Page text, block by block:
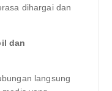
dihargai dan
dan
langsung